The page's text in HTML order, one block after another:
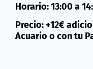
Horario: 13:00 a
Precio: +12€
Acuario o con tu